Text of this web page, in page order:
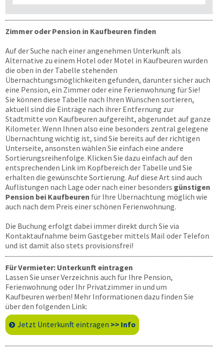
Zimmer oder Pension in Kaufbeuren finden
Auf der Suche nach einer angenehmen Unterkunft als
Alternative zu einem Hotel oder Motel in Kaufbeuren wurden
die oben in der Tabelle stehenden
Übernachtungsmöglichkeiten gefunden, darunter sicher auch
eine Pension, ein Zimmer oder eine Ferienwohnung für Sie!
Sie können diese Tabelle nach Ihren Wünschen sortieren,
aktuell sind die Einträge nach ihrer Entfernung zur
Stadtmitte von Kaufbeuren aufgereiht, abgerundet auf ganze
Kilometer. Wenn Ihnen also eine besonders zentral gelegene
Übernachtung wichtig ist, sind Sie bereits auf der richtigen
Unterseite, ansonsten wählen Sie einfach eine andere
Sortierungsreihenfolge. Klicken Sie dazu einfach auf den
entsprechenden Link im Kopfbereich der Tabelle und Sie
erhalten die gewünschte Sortierung. Auf diese Art sind auch
Auflistungen nach Lage oder nach einer besonders günstigen
Pension bei Kaufbeuren für Ihre Übernachtung möglich wie
auch nach dem Preis einer schönen Ferienwohnung.
Die Buchung erfolgt dabei immer direkt durch Sie via
Kontaktaufnahme beim Gastgeber mittels Mail oder Telefon
und ist damit also stets provisionsfrei!
Für Vermieter: Unterkunft eintragen
Lassen Sie unser Verzeichnis auch für Ihre Pension,
Ferienwohnung oder Ihr Privatzimmer in und um
Kaufbeuren werben! Mehr Informationen dazu finden Sie
über den folgenden Link:
Jetzt Unterkunft eintragen >> Info